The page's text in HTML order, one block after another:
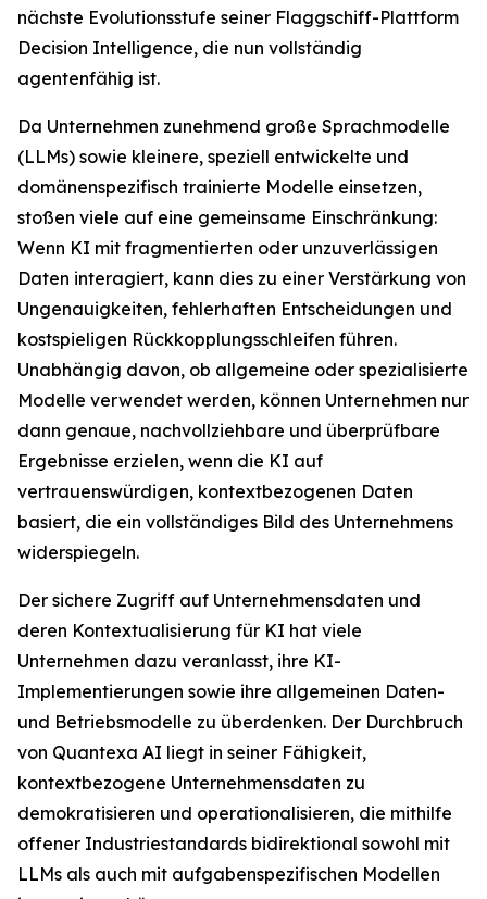
nächste Evolutionsstufe seiner Flaggschiff-Plattform
Decision Intelligence, die nun vollständig
agentenfähig ist.
Da Unternehmen zunehmend große Sprachmodelle
(LLMs) sowie kleinere, speziell entwickelte und
domänenspezifisch trainierte Modelle einsetzen,
stoßen viele auf eine gemeinsame Einschränkung:
Wenn KI mit fragmentierten oder unzuverlässigen
Daten interagiert, kann dies zu einer Verstärkung von
Ungenauigkeiten, fehlerhaften Entscheidungen und
kostspieligen Rückkopplungsschleifen führen.
Unabhängig davon, ob allgemeine oder spezialisierte
Modelle verwendet werden, können Unternehmen nur
dann genaue, nachvollziehbare und überprüfbare
Ergebnisse erzielen, wenn die KI auf
vertrauenswürdigen, kontextbezogenen Daten
basiert, die ein vollständiges Bild des Unternehmens
widerspiegeln.
Der sichere Zugriff auf Unternehmensdaten und
deren Kontextualisierung für KI hat viele
Unternehmen dazu veranlasst, ihre KI-
Implementierungen sowie ihre allgemeinen Daten-
und Betriebsmodelle zu überdenken. Der Durchbruch
von Quantexa AI liegt in seiner Fähigkeit,
kontextbezogene Unternehmensdaten zu
demokratisieren und operationalisieren, die mithilfe
offener Industriestandards bidirektional sowohl mit
LLMs als auch mit aufgabenspezifischen Modellen